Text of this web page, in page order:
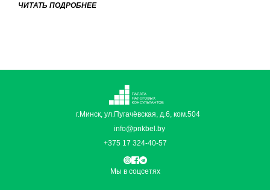
ЧИТАТЬ ПОДРОБНЕЕ
г.Минск, ул.Пугачёвская, д.6, ком.504
info@pnkbel.by
+375 17 324-40-57
Мы в соцсетях